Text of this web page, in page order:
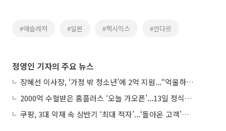
#애슬레저 #일본 #젝시믹스 #안다르
정영인 기자의 주요 뉴스
장혜선 이사장, ‘가정 밖 청소년’에 2억 지원...“억울하고 아파도 단단해지길”
2000억 수혈받은 홈플러스 ‘오늘 가오픈’...13일 정식 개장 시험대
쿠팡, 3대 악재 속 상반기 ‘최대 적자’...‘돌아온 고객’에 수익성 반등 주목